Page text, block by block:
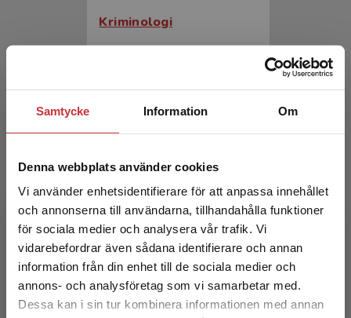
Samtycke Information Om
Denna webbplats använder cookies
Vi använder enhetsidentifierare för att anpassa innehållet
och annonserna till användarna, tillhandahålla funktioner
för sociala medier och analysera vår trafik. Vi
vidarebefordrar även sådana identifierare och annan
information från din enhet till de sociala medier och
annons- och analysföretag som vi samarbetar med.
Dessa kan i sin tur kombinera informationen med annan
Begränsad fraktregion
Kriminologi
Kriminologi
Mellgren, Caroline m.fl. (red.)